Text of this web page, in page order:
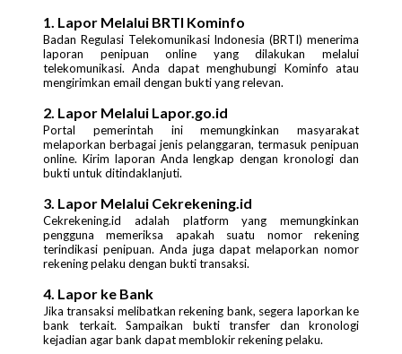
1. Lapor Melalui BRTI Kominfo
Badan Regulasi Telekomunikasi Indonesia (BRTI) menerima
laporan penipuan online yang dilakukan melalui
telekomunikasi. Anda dapat menghubungi Kominfo atau
mengirimkan email dengan bukti yang relevan.
2. Lapor Melalui Lapor.go.id
Portal pemerintah ini memungkinkan masyarakat
melaporkan berbagai jenis pelanggaran, termasuk penipuan
online. Kirim laporan Anda lengkap dengan kronologi dan
bukti untuk ditindaklanjuti.
3. Lapor Melalui Cekrekening.id
Cekrekening.id adalah platform yang memungkinkan
pengguna memeriksa apakah suatu nomor rekening
terindikasi penipuan. Anda juga dapat melaporkan nomor
rekening pelaku dengan bukti transaksi.
4. Lapor ke Bank
Jika transaksi melibatkan rekening bank, segera laporkan ke
bank terkait. Sampaikan bukti transfer dan kronologi
kejadian agar bank dapat memblokir rekening pelaku.